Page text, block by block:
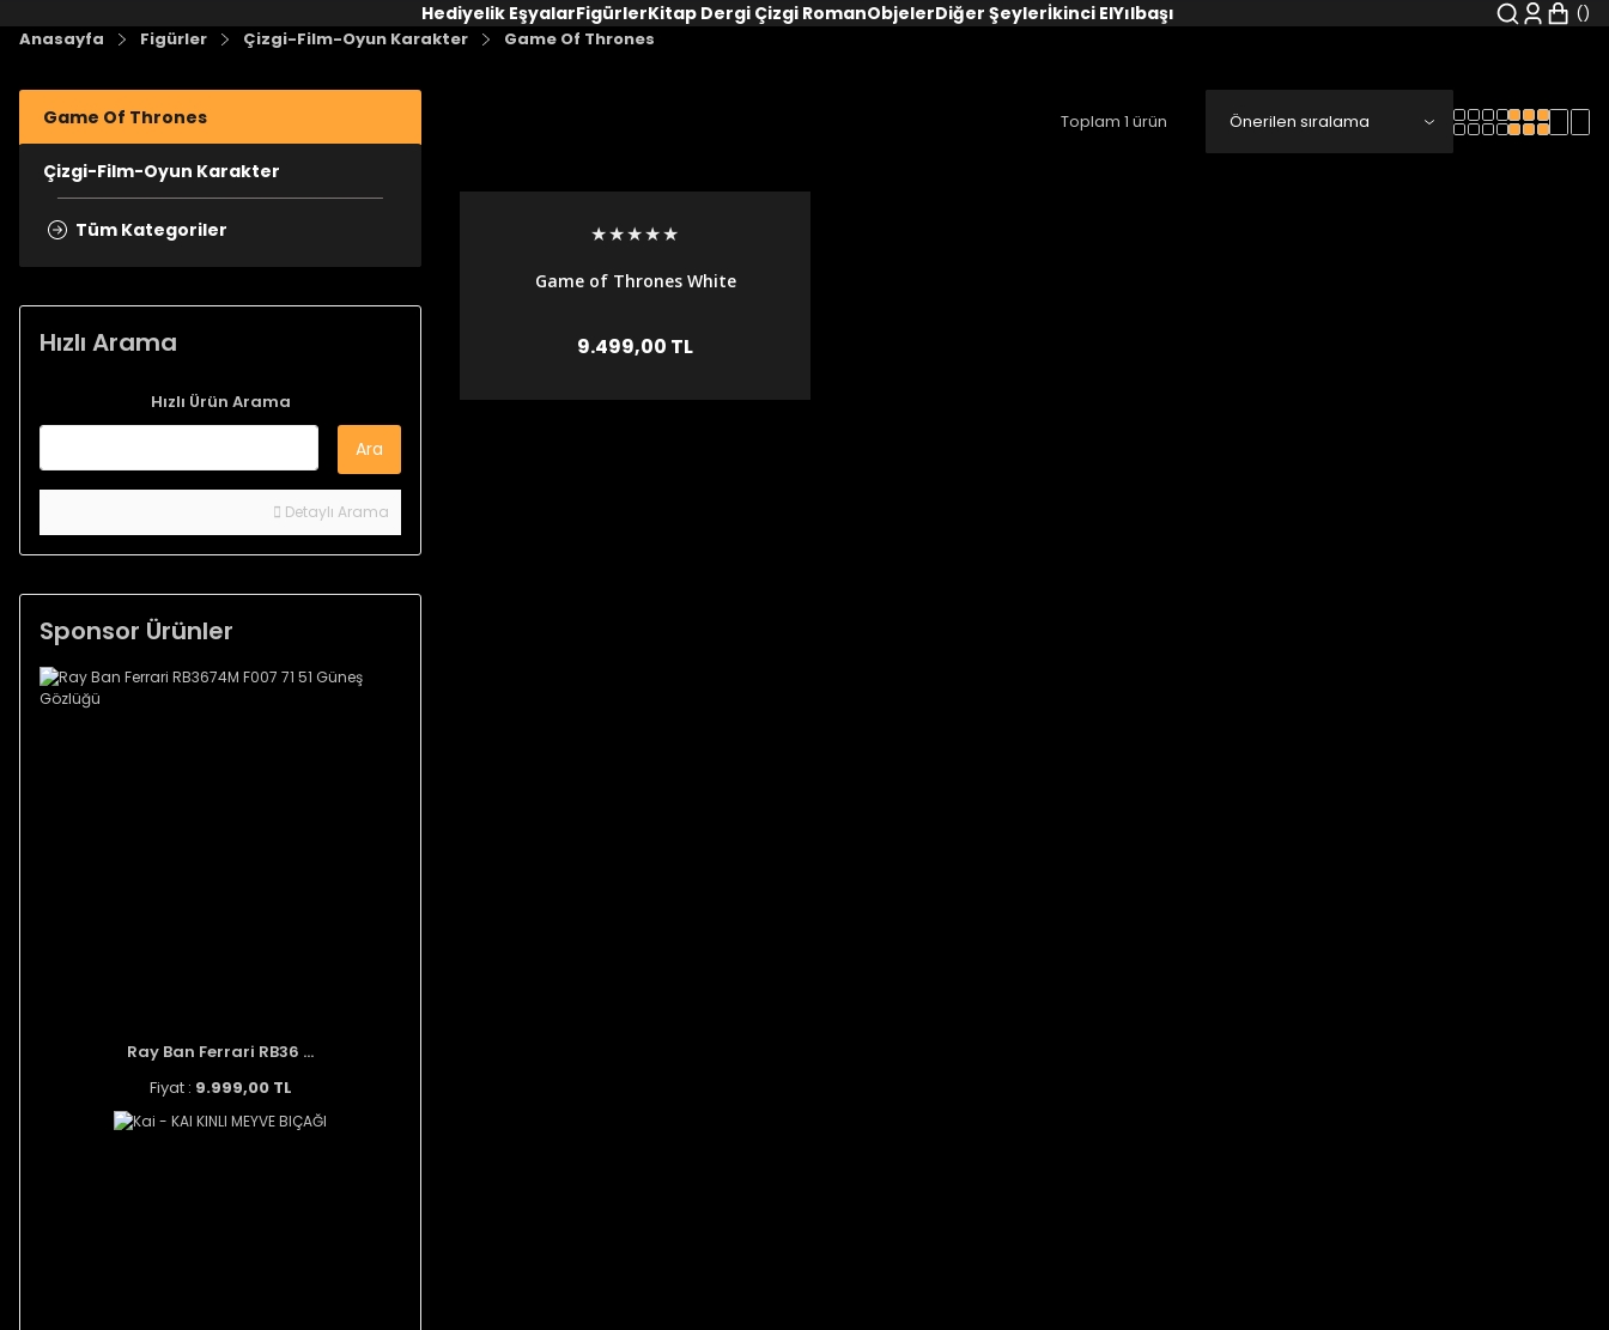
Hediyelik EşyalarFigürlerKitap Dergi Çizgi RomanObjelerDiğer Şeylerİkinci ElYılbaşı
Anasayfa Figürler Çizgi-Film-Oyun Karakter Game Of Thrones
Game Of Thrones
Çizgi-Film-Oyun Karakter
Tüm Kategoriler
Hızlı Arama
Hızlı Ürün Arama
Ara
Detaylı Arama
Sponsor Ürünler
Ray Ban Ferrari RB36 ...
Fiyat : 9.999,00 TL
Toplam 1 ürün
Game of Thrones White
9.499,00 TL